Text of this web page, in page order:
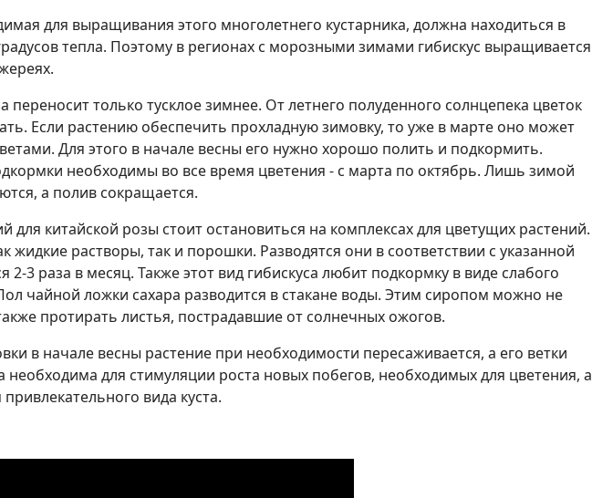
для выращивания этого многолетнего кустарника, должна находиться в
тепла. Поэтому в регионах с морозными зимами гибискус выращивается
переносит только тусклое зимнее. От летнего полуденного солнцепека цветок
Если растению обеспечить прохладную зимовку, то уже в марте оно может
Для этого в начале весны его нужно хорошо полить и подкормить.
необходимы во все время цветения - с марта по октябрь. Лишь зимой
а полив сокращается.
для китайской розы стоит остановиться на комплексах для цветущих растений.
жидкие растворы, так и порошки. Разводятся они в соответствии с указанной
2-3 раза в месяц. Также этот вид гибискуса любит подкормку в виде слабого
чайной ложки сахара разводится в стакане воды. Этим сиропом можно не
протирать листья, пострадавшие от солнечных ожогов.
в начале весны растение при необходимости пересаживается, а его ветки
необходима для стимуляции роста новых побегов, необходимых для цветения, а
вида куста.